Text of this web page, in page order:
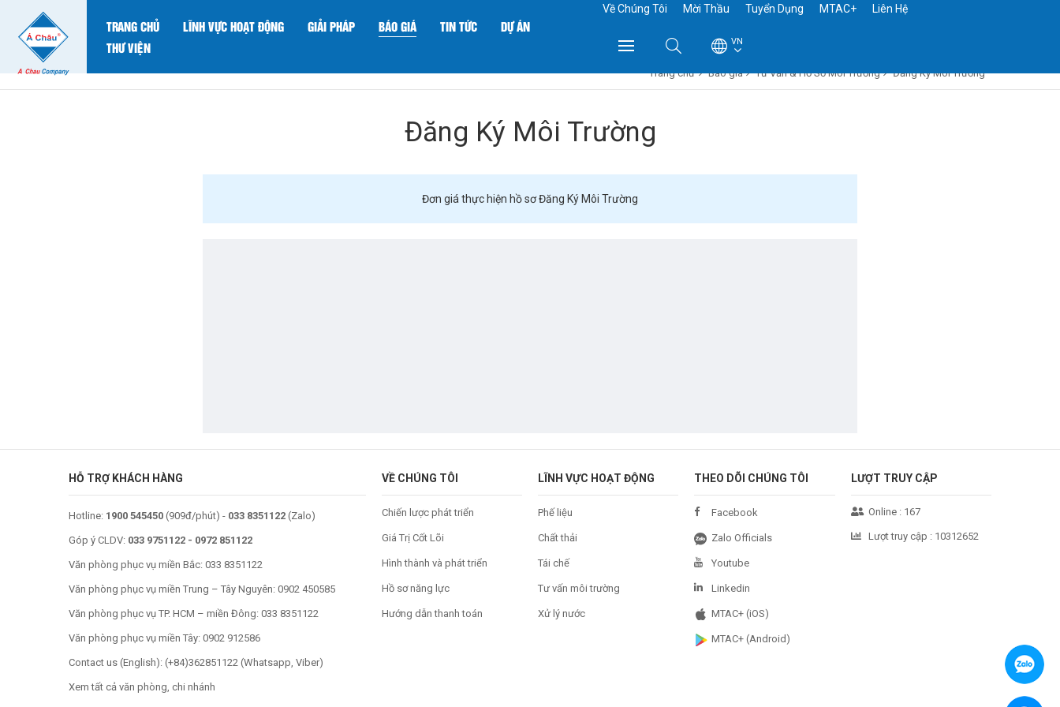
TRANG CHỦ LĨNH VỰC HOẠT ĐỘNG GIẢI PHÁP BÁO GIÁ TIN TỨC
DỰ ÁN
THƯ VIỆN
Về Chúng Tôi Mời Thầu Tuyển Dụng MTAC+ Liên Hệ
VN
Trang chủ Báo giá Tư Vấn & Hồ Sơ Môi Trường Đăng Ký Môi Trường
Đăng Ký Môi Trường
Đơn giá thực hiện hồ sơ Đăng Ký Môi Trường
HỖ TRỢ KHÁCH HÀNG
Hotline: 1900 545450 (909đ/phút) - 033 8351122 (Zalo)
Góp ý CLDV: 033 9751122 - 0972 851122
Văn phòng phục vụ miền Bắc: 033 8351122
Văn phòng phục vụ miền Trung – Tây Nguyên: 0902 450585
Văn phòng phục vụ TP. HCM – miền Đông: 033 8351122
Văn phòng phục vụ miền Tây: 0902 912586
Contact us (English): (+84)362851122 (Whatsapp, Viber)
Xem tất cả văn phòng, chi nhánh
VỀ CHÚNG TÔI
Chiến lược phát triển
Giá Trị Cốt Lõi
Hình thành và phát triển
Hồ sơ năng lực
Hướng dẫn thanh toán
LĨNH VỰC HOẠT ĐỘNG
Phế liệu
Chất thải
Tái chế
Tư vấn môi trường
Xử lý nước
THEO DÕI CHÚNG TÔI
Facebook
Zalo Officials
Youtube
Linkedin
MTAC+ (iOS)
MTAC+ (Android)
LƯỢT TRUY CẬP
Online : 167
Lượt truy cập : 10312652